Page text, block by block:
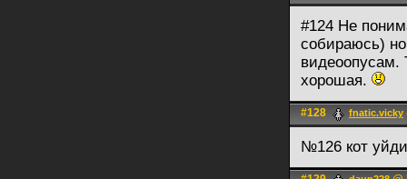
#124 Не
собираюсь)
видеоопусам.
хорошая.
#128 fnatic.vicky
№126 кот